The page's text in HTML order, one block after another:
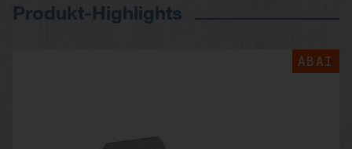
Produkt-Highlights
ABAI